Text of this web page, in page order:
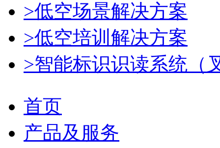
>低空场景解决方案
>低空培训解决方案
>智能标识识读系统（
首页
产品及服务